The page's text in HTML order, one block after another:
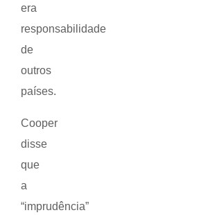
era
responsabilidade
de
outros
países.
Cooper
disse
que
a
“imprudência”